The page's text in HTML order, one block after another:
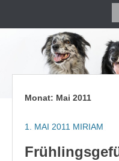
Zum
springen
Monat: Mai 2011
1. MAI 2011 MIRIAM